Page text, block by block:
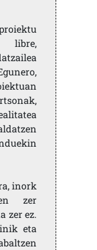
inork
zer
zer ez.
eta